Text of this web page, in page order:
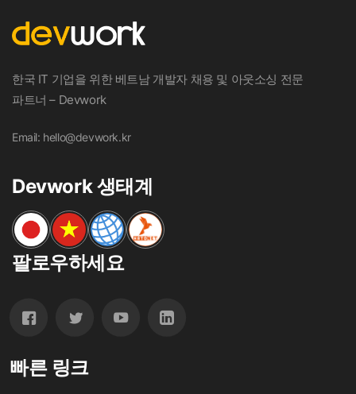
한국 IT 기업을 위한 베트남 개발자 채용 및 아웃소싱 전문
파트너 – Devwork
Email: hello@devwork.kr
Devwork 생태계
팔로우하세요
빠른 링크